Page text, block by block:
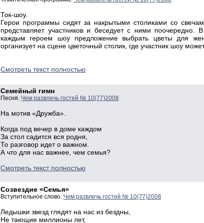
Ток-шоу.
Герои программы сидят за накрытыми столиками со
представляет участников и беседует с ними
каждым героем шоу предложение выбрать цветы для
организует на сцене цветочный столик, где участник шоу
Смотреть текст полностью
Семейный гимн
Песня. Чем развлечь гостей № 10(77)2008
На мотив «Дружба».
Когда под вечер в доме каждом
За стол садится вся родня,
То разговор идет о важном.
А что для нас важнее, чем семья?
Смотреть текст полностью
Созвездие «Семья»
Вступительное слово. Чем развлечь гостей № 10(77)2008
Ледышки звезд глядят на нас из бездны,
Не тающие миллионы лет,